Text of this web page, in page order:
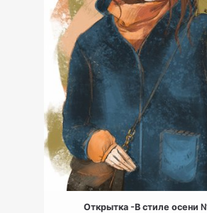
Открытка -В стиле осени